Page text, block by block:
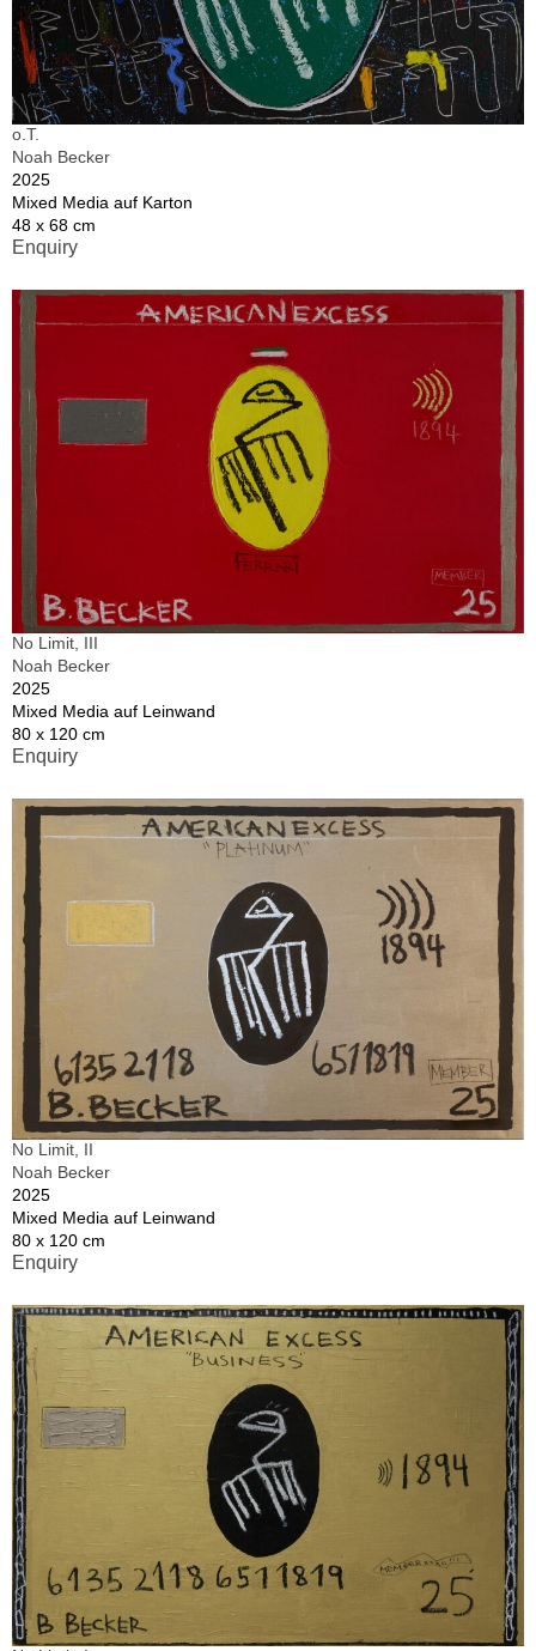
o.T.
Noah Becker
2025
Mixed Media auf Karton
48 x 68 cm
Enquiry
No Limit, III
Noah Becker
2025
Mixed Media auf Leinwand
80 x 120 cm
Enquiry
No Limit, II
Noah Becker
2025
Mixed Media auf Leinwand
80 x 120 cm
Enquiry